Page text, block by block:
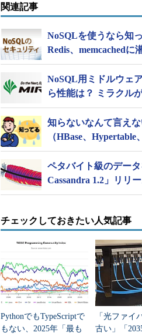
関連記事
NoSQLを使うなら知
Redis、memcachedに
NoSQL用ミドルウェ
ら性能は？ ミラクル
知らないなんて言え
（HBase、Hypertable
ペタバイト級のデー
Cassandra 1.2」リリ
チェックしておきたい人気記事
PythonでもTypeScriptで
もない、2025年「最も
「光ファイ
古い」「